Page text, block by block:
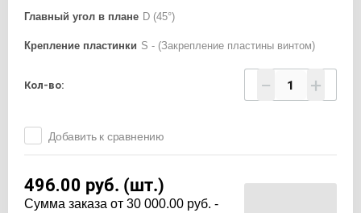
Главный угол в плане D (45°)
Крепление пластинки S - (Закрепление пластины винтом)
Кол-во: − +
Добавить к сравнению
496.00 руб. (шт.)
Cумма заказа от 30 000.00 руб. -